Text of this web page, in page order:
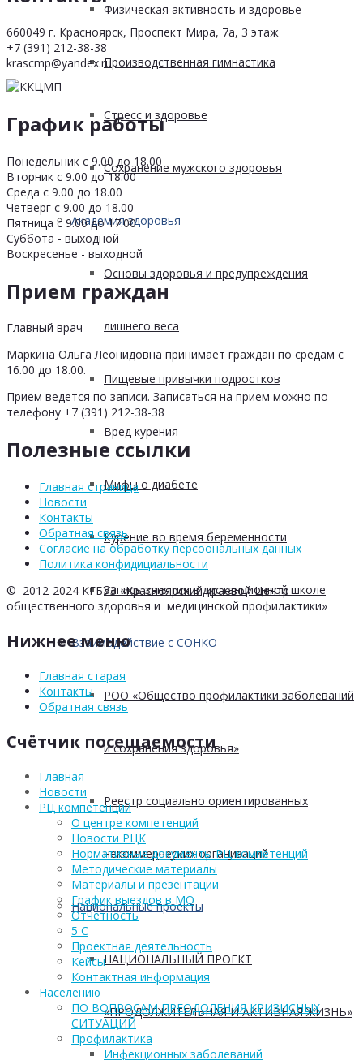
Физическая активность и здоровье
Производственная гимнастика
Стресс и здоровье
Сохранение мужского здоровья
Академия здоровья
Основы здоровья и предупреждения
лишнего веса
Пищевые привычки подростков
Вред курения
Мифы о диабете
Курение во время беременности
Запись занятия в дистанционной школе
Взаимодействие с СОНКО
РОО «Общество профилактики заболеваний
и сохранения здоровья»
Реестр социально ориентированных
некоммерческих организаций
Национальные проекты
НАЦИОНАЛЬНЫЙ ПРОЕКТ
«ПРОДОЛЖИТЕЛЬНАЯ И АКТИВНАЯ ЖИЗНЬ»
660049 г. Красноярск, Проспект Мира, 7а, 3 этаж
+7 (391) 212-38-38
krascmp@yandex.ru
График работы
Понедельник с 9.00 до 18.00
Вторник с 9.00 до 18.00
Среда с 9.00 до 18.00
Четверг с 9.00 до 18.00
Пятница с 9.00 до 17.00
Суббота - выходной
Воскресенье - выходной
Прием граждан
Главный врач
Маркина Ольга Леонидовна принимает граждан по средам с
16.00 до 18.00.
Прием ведется по записи. Записаться на прием можно по
телефону +7 (391) 212-38-38
Полезные ссылки
Главная страница
Новости
Контакты
Обратная связь
Согласие на обработку персоональных данных
Политика конфидициальности
© 2012-2024 КГБУЗ «Красноярский краевой Центр
общественного здоровья и медицинской профилактики»
Нижнее меню
Главная старая
Контакты
Обратная связь
Счётчик посещаемости
Главная
Новости
РЦ компетенций
О центре компетенций
Новости РЦК
Нормативные документы РЦ компетенций
Методические материалы
Материалы и презентации
График выездов в МО
Отчетность
5 С
Проектная деятельность
Кейсы
Контактная информация
Населению
ПО ВОПРОСАМ ПРЕОДОЛЕНИЯ КРИЗИСНЫХ
СИТУАЦИЙ
Профилактика
Инфекционных заболеваний